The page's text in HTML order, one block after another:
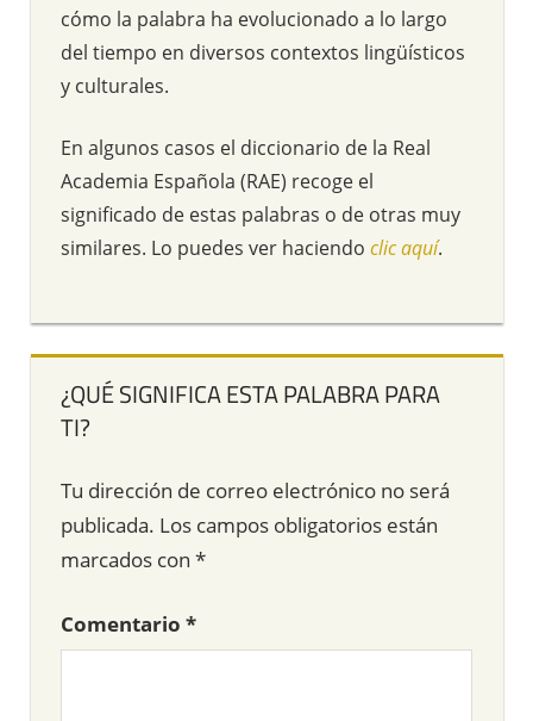
cómo la palabra ha evolucionado a lo largo
del tiempo en diversos contextos lingüísticos
y culturales.
En algunos casos el diccionario de la Real
Academia Española (RAE) recoge el
significado de estas palabras o de otras muy
similares. Lo puedes ver haciendo clic aquí.
¿QUÉ SIGNIFICA ESTA PALABRA PARA
TI?
Tu dirección de correo electrónico no será
publicada. Los campos obligatorios están
marcados con *
Comentario *